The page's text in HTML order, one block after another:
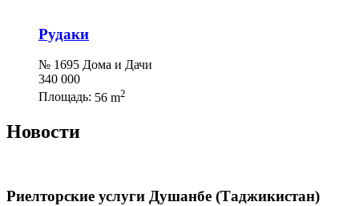
Рудаки
№ 1695 Дома и Дачи
340 000
Площадь: 56 m2
Новости
Риелторские услуги Душанбе (Таджикистан)